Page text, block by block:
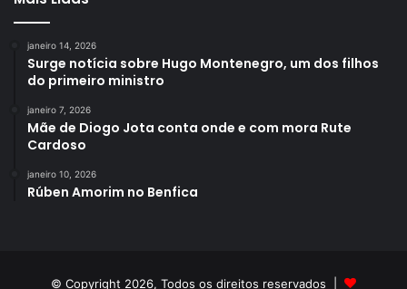
janeiro 14, 2026
Surge notícia sobre Hugo Montenegro, um dos filhos
do primeiro ministro
janeiro 7, 2026
Mãe de Diogo Jota conta onde e com mora Rute
Cardoso
janeiro 10, 2026
Rúben Amorim no Benfica
© Copyright 2026, Todos os direitos reservados |